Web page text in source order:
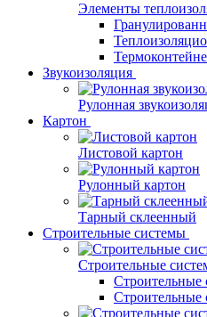
Элементы
Звукоизоляция
Рулонная
Картон
Листовой картон
Рулонный картон
Тарный склеенный
Строительные системы
Строительные
Строительные
Строительные